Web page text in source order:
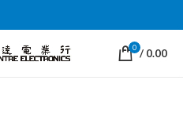
0 / 0.00